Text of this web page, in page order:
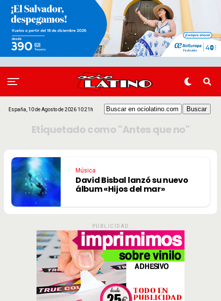
España, 10 de Agosto de 2026 10:21h
Etiquetado como "Antes que no"
Música
David Bisbal lanzó su nuevo
álbum «Hijos del mar»
PUBLICIDAD